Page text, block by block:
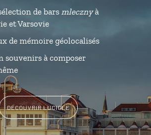
de bars mlecznyà
et Varsovie
de mémoire géolocalisés
souvenirs à composer
DÉCOUVRIR LUCIOLE